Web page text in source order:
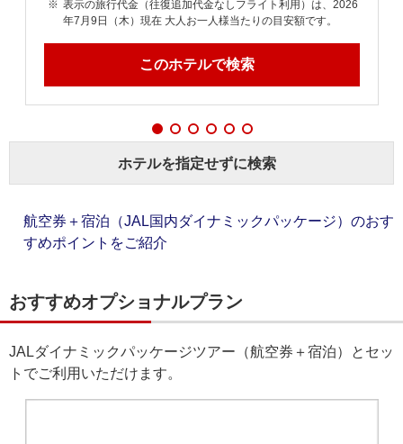
表示の旅行代金（往復追加代金なしフライト利用）は、2026
年7月9日（木）現在 大人お一人様当たりの目安額です。
このホテルで検索
ホテルを指定せずに検索
航空券＋宿泊（JAL国内ダイナミックパッケージ）のおす
すめポイントをご紹介
おすすめオプショナルプラン
JALダイナミックパッケージツアー（航空券＋宿泊）とセッ
トでご利用いただけます。